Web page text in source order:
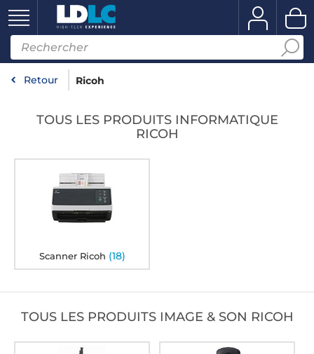
Retour Ricoh
TOUS LES PRODUITS INFORMATIQUE
RICOH
Scanner Ricoh (18)
TOUS LES PRODUITS IMAGE & SON RICOH